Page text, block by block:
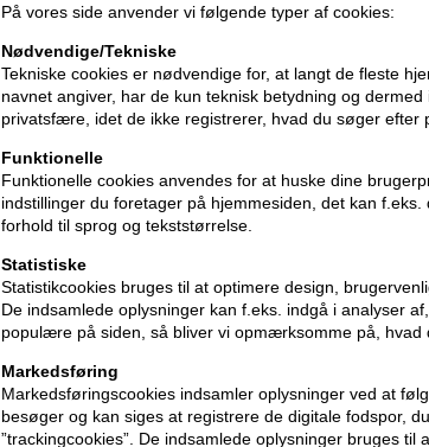
På vores side anvender vi følgende typer af cookies:
Nødvendige/Tekniske
Tekniske cookies er nødvendige for, at langt de fleste
navnet angiver, har de kun teknisk betydning og
privatsfære, idet de ikke registrerer, hvad du søger efter
Funktionelle
Funktionelle cookies anvendes for at huske dine
indstillinger du foretager på hjemmesiden, det kan
forhold til sprog og tekststørrelse.
Statistiske
Statistikcookies bruges til at optimere design,
De indsamlede oplysninger kan f.eks. indgå i analyser
populære på siden, så bliver vi opmærksomme på,
Markedsføring
Markedsføringscookies indsamler oplysninger ved at
besøger og kan siges at registrere de digitale fodspor,
”trackingcookies”. De indsamlede oplysninger bruges til
- Det
- Fjern evt
- Skyl håret
Størrelse:
Revlon Nutri